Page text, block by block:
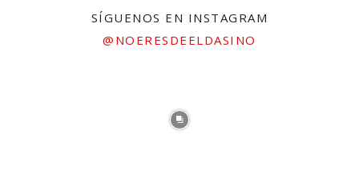
SÍGUENOS EN INSTAGRAM
@NOERESDEELDASINO